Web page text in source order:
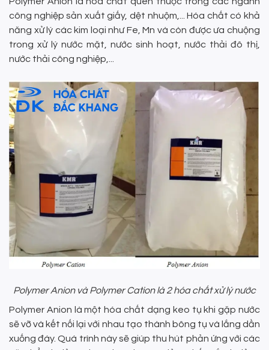
công nghiệp sản xuất giấy, dệt nhuộm,... Hóa chất có khả
năng xử lý các kim loại như Fe, Mn và còn được ưa chuộng
trong xử lý nước mặt, nước sinh hoạt, nước thải đô thị,
nước thải công nghiệp,...
Polymer Anion và Polymer Cation là 2 hóa chất xử lý nước
Polymer Anion là một hóa chất dạng keo tụ khi gặp nước
sẽ vỡ và kết nối lại với nhau tạo thành bông tụ và lắng dần
xuống đáy. Quá trình này sẽ giúp thu hút phản ứng với các